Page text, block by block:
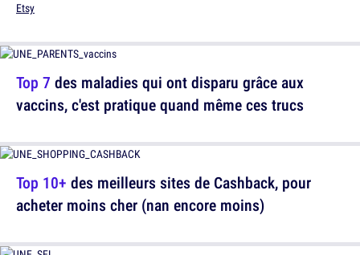
Top 7 des maladies qui ont disparu grâce aux
vaccins, c'est pratique quand même ces trucs
Etsy
Top 10+ des meilleurs sites de Cashback, pour
acheter moins cher (nan encore moins)